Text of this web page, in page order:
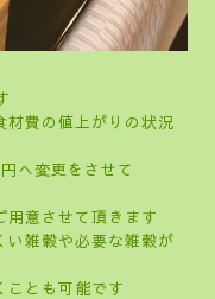
材費の値上がりの状況
へ変更をさせて
用意させて頂きます
い雑穀や必要な雑穀が
ことも可能です